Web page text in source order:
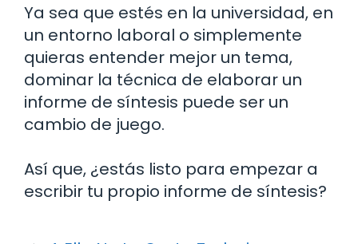
Ya sea que estés en la universidad, en
un entorno laboral o simplemente
quieras entender mejor un tema,
dominar la técnica de elaborar un
informe de síntesis puede ser un
cambio de juego.
Así que, ¿estás listo para empezar a
escribir tu propio informe de síntesis?